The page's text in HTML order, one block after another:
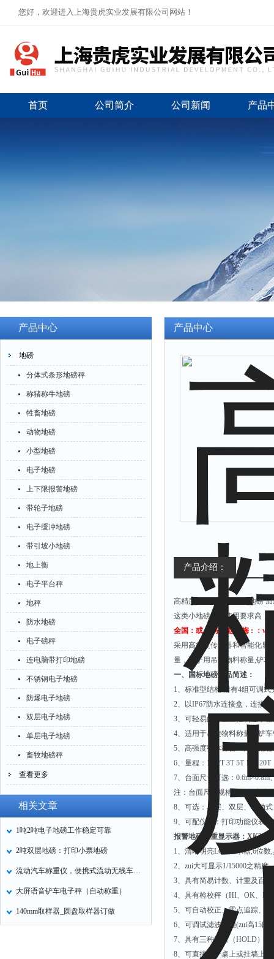
您好，欢迎进入上海贵虎实业发展有限公司网站！
首页 公司简介 公司新闻 产品
产品中心
地磅
分体式条形地磅秤
称猪称牛地磅
牲畜地磅
动物地磅
小型地磅
电子地磅
上下限报警地磅
带轮子地磅
电子缓冲地磅
带引坡小地磅
地上衡
电子平台秤
地秤
防水地磅
电子磅秤
连电脑带打印地磅
不锈钢电子地磅
防爆电子地磅
双层电子地磅
单层电子地磅
畜牧地磅秤
查看更多
相关文章
1吨2吨电子地磅工作稳定可靠
2吨双层地磅：打印小票地磅
流动汽车称重仪，便携式流动无线车辆称重仪
大屏语音铲车电子秤（自动称重）
140mm取样器_圆盘取样器订做
产品中心
产品介绍：
高精度小地磅 物流用小地磅
这类小地磅因其使用要求高，
全国：或 业务：赵青梅 : ：
采用高精度传感器和智能化显
量，适于用吊装物料称量,铲
一、国标地磅产品简述：
1、标准型结构:附有4组可调式
2、以IP67防水连接盒，连接4
3、可轻易的与重量控制显示
4、适用于吊装物料称量，铲
5、高强度整体秤台+4只传感
6、量程：1T 2T 3T 5T 10T 20T
7、台面尺寸可选：0.6m×0.8m
注：台面尺寸规格可根据客户
8、可选：单层、双层、移动
9、可配仪表：打印功能仪表
报警地磅称重显示器：
1、清晰明亮LCD 显示器,6位数,
2、zui大可显示1/15000之精度
3、具有简易计数、计重及百
4、具有检校秤（HI、 OK、 LO
5、可自动校正、零点追踪、
6、可调试滤波功能(zui高15段
7、具有三种重量（HOLD）功
8、可直接置于桌上或挂墙上